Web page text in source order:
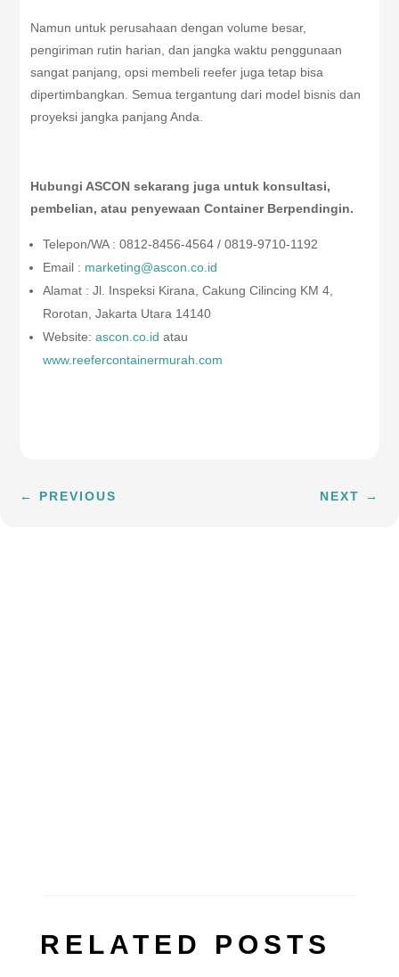
Namun untuk perusahaan dengan volume besar,
pengiriman rutin harian, dan jangka waktu penggunaan
sangat panjang, opsi membeli reefer juga tetap bisa
dipertimbangkan. Semua tergantung dari model bisnis dan
proyeksi jangka panjang Anda.
Hubungi ASCON sekarang juga untuk konsultasi,
pembelian, atau penyewaan Container Berpendingin.
Telepon/WA : 0812-8456-4564 / 0819-9710-1192
Email : marketing@ascon.co.id
Alamat : Jl. Inspeksi Kirana, Cakung Cilincing KM 4,
Rorotan, Jakarta Utara 14140
Website:ascon.co.id atau
www.reefercontainermurah.com
← PREVIOUS NEXT →
RELATED POSTS